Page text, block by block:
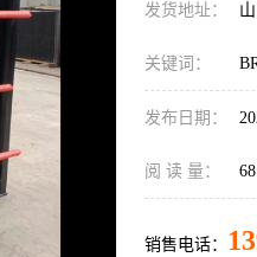
发货地址：
关键词：
发布日期：
阅 读 量： 68
销售电话：